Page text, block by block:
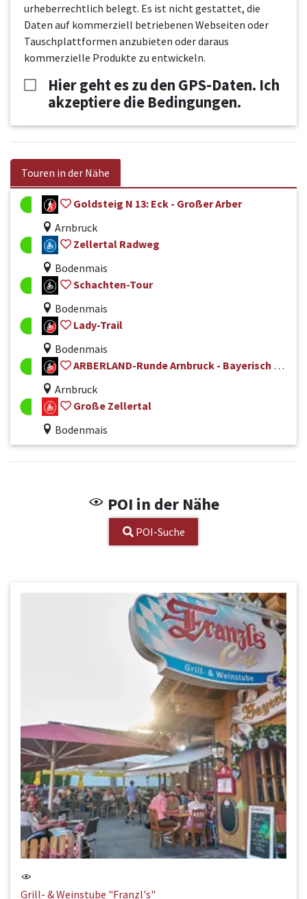
urheberrechtlich belegt. Es ist nicht gestattet, die
Daten auf kommerziell betriebenen Webseiten oder
Tauschplattformen anzubieten oder daraus
kommerzielle Produkte zu entwickeln.
Hier geht es zu den GPS-Daten. Ich
akzeptiere die Bedingungen.
Touren in der Nähe
Goldsteig N 13: Eck - Großer Arber
Arnbruck
Zellertal Radweg
Bodenmais
Schachten-Tour
Bodenmais
Lady-Trail
Bodenmais
ARBERLAND-Runde Arnbruck - Bayerisch Eisenstein Nr. 50
Arnbruck
Große Zellertal
Bodenmais
POI in der Nähe
POI-Suche
Grill- & Weinstube "Franzl's"